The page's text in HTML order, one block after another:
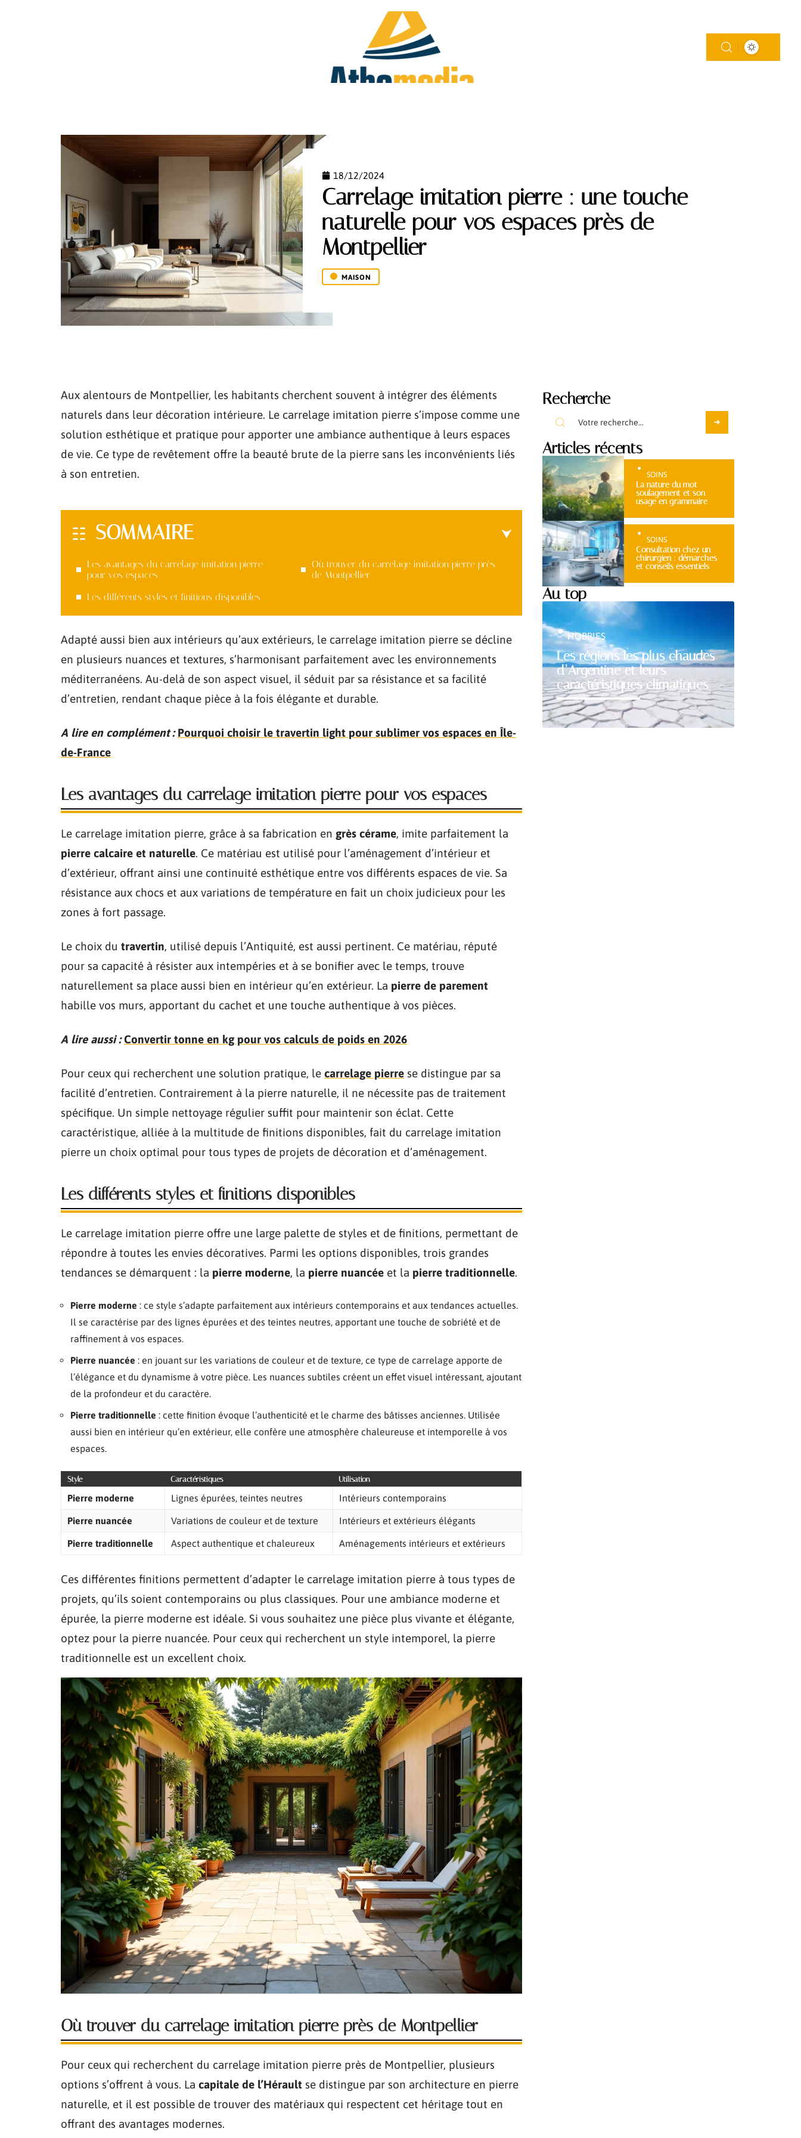
18/12/2024
Carrelage imitation pierre : une touche
naturelle pour vos espaces près de
Montpellier
MAISON
Aux alentours de Montpellier, les habitants cherchent souvent à intégrer des éléments
naturels dans leur décoration intérieure. Le carrelage imitation pierre s’impose comme une
solution esthétique et pratique pour apporter une ambiance authentique à leurs espaces
de vie. Ce type de revêtement offre la beauté brute de la pierre sans les inconvénients liés
à son entretien.
SOMMAIRE
Les avantages du carrelage imitation pierre
pour vos espaces
Les différents styles et finitions disponibles
Où trouver du carrelage imitation pierre près
de Montpellier
Adapté aussi bien aux intérieurs qu’aux extérieurs, le carrelage imitation pierre se décline
en plusieurs nuances et textures, s’harmonisant parfaitement avec les environnements
méditerranéens. Au-delà de son aspect visuel, il séduit par sa résistance et sa facilité
d’entretien, rendant chaque pièce à la fois élégante et durable.
A lire en complément : Pourquoi choisir le travertin light pour sublimer vos espaces en Île-
de-France
Les avantages du carrelage imitation pierre pour vos espaces
Le carrelage imitation pierre, grâce à sa fabrication en grès cérame, imite parfaitement la
pierre calcaire et naturelle. Ce matériau est utilisé pour l’aménagement d’intérieur et
d’extérieur, offrant ainsi une continuité esthétique entre vos différents espaces de vie. Sa
résistance aux chocs et aux variations de température en fait un choix judicieux pour les
zones à fort passage.
Le choix du travertin, utilisé depuis l’Antiquité, est aussi pertinent. Ce matériau, réputé
pour sa capacité à résister aux intempéries et à se bonifier avec le temps, trouve
naturellement sa place aussi bien en intérieur qu’en extérieur. La pierre de parement
habille vos murs, apportant du cachet et une touche authentique à vos pièces.
A lire aussi : Convertir tonne en kg pour vos calculs de poids en 2026
Pour ceux qui recherchent une solution pratique, le carrelage pierre se distingue par sa
facilité d’entretien. Contrairement à la pierre naturelle, il ne nécessite pas de traitement
spécifique. Un simple nettoyage régulier suffit pour maintenir son éclat. Cette
caractéristique, alliée à la multitude de finitions disponibles, fait du carrelage imitation
pierre un choix optimal pour tous types de projets de décoration et d’aménagement.
Les différents styles et finitions disponibles
Le carrelage imitation pierre offre une large palette de styles et de finitions, permettant de
répondre à toutes les envies décoratives. Parmi les options disponibles, trois grandes
tendances se démarquent : la pierre moderne, la pierre nuancée et la pierre traditionnelle.
Pierre moderne : ce style s’adapte parfaitement aux intérieurs contemporains et aux tendances actuelles.
Il se caractérise par des lignes épurées et des teintes neutres, apportant une touche de sobriété et de
raffinement à vos espaces.
Pierre nuancée : en jouant sur les variations de couleur et de texture, ce type de carrelage apporte de
l’élégance et du dynamisme à votre pièce. Les nuances subtiles créent un effet visuel intéressant, ajoutant
de la profondeur et du caractère.
Pierre traditionnelle : cette finition évoque l’authenticité et le charme des bâtisses anciennes. Utilisée
aussi bien en intérieur qu’en extérieur, elle confère une atmosphère chaleureuse et intemporelle à vos
espaces.
Style Caractéristiques Utilisation
Pierre moderne Lignes épurées, teintes neutres Intérieurs contemporains
Pierre nuancée Variations de couleur et de texture Intérieurs et extérieurs élégants
Pierre traditionnelle Aspect authentique et chaleureux Aménagements intérieurs et extérieurs
Ces différentes finitions permettent d’adapter le carrelage imitation pierre à tous types de
projets, qu’ils soient contemporains ou plus classiques. Pour une ambiance moderne et
épurée, la pierre moderne est idéale. Si vous souhaitez une pièce plus vivante et élégante,
optez pour la pierre nuancée. Pour ceux qui recherchent un style intemporel, la pierre
traditionnelle est un excellent choix.
Où trouver du carrelage imitation pierre près de Montpellier
Pour ceux qui recherchent du carrelage imitation pierre près de Montpellier, plusieurs
options s’offrent à vous. La capitale de l’Hérault se distingue par son architecture en pierre
naturelle, et il est possible de trouver des matériaux qui respectent cet héritage tout en
offrant des avantages modernes.
Recherche
Articles récents
SOINS
La nature du mot
soulagement et son
usage en grammaire
SOINS
Consultation chez un
chirurgien : démarches
et conseils essentiels
Au top
Les régions les plus chaudes
d’Argentine et leurs
caractéristiques climatiques
HOBBIES